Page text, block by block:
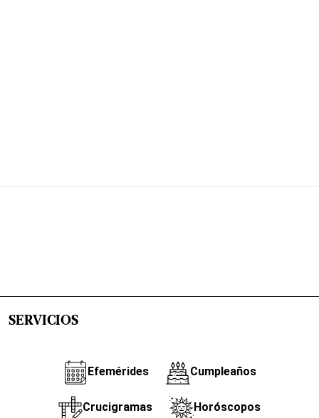
SERVICIOS
Efemérides Cumpleaños
Crucigramas Horóscopos